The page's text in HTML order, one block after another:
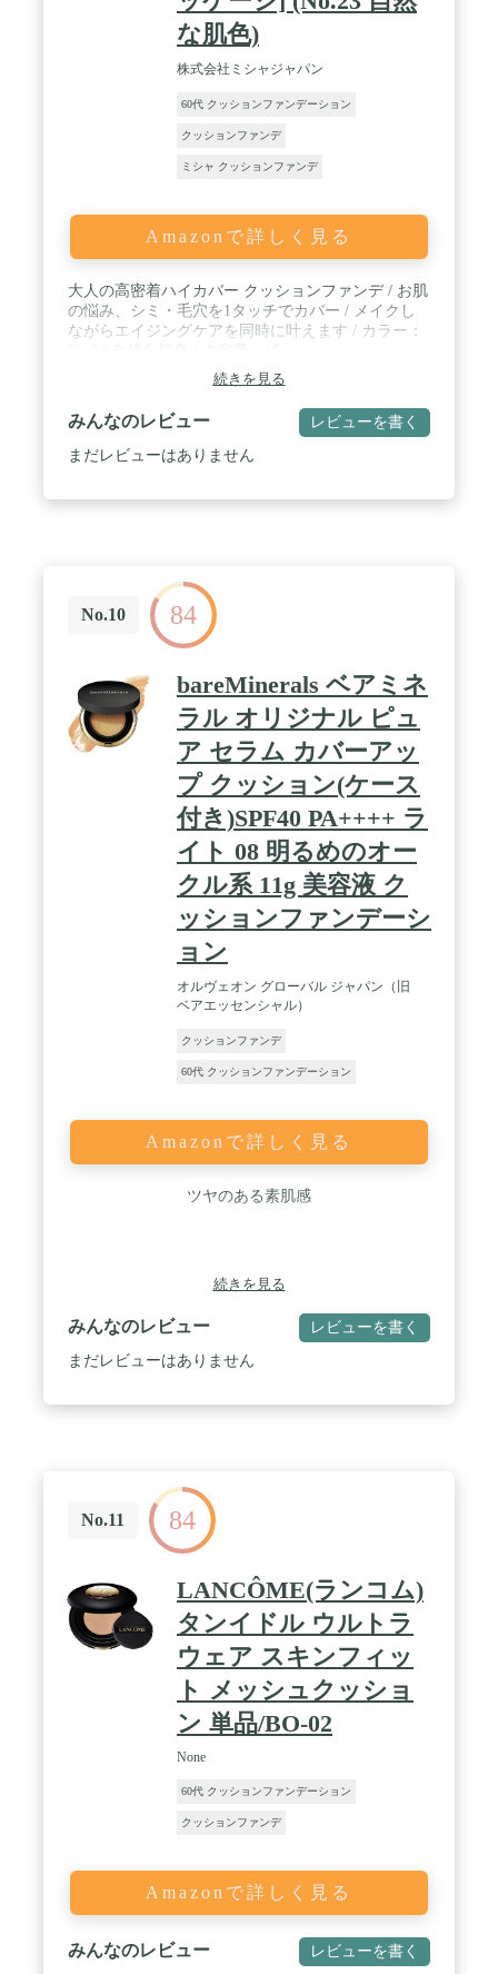
な肌色)
株式会社ミシャジャパン
60代 クッションファンデーション
クッションファンデ
ミシャ クッションファンデ
Amazonで詳しく見る
大人の高密着ハイカバー クッションファンデ / お肌
の悩み、シミ・毛穴を1タッチでカバー / メイクし
ながらエイジングケアを同時に叶えます / カラー：
続きを見る
みんなのレビュー レビューを書く
まだレビューはありません
No.10 84
bareMinerals ベアミネ
ラル オリジナル ピュ
ア セラム カバーアッ
プ クッション(ケース
付き)SPF40 PA++++ ラ
イト 08 明るめのオー
クル系 11g 美容液 ク
ッションファンデーシ
ョン
オルヴェオン グローバル ジャパン（旧
ベアエッセンシャル）
クッションファンデ
60代 クッションファンデーション
Amazonで詳しく見る
ツヤのある素肌感
続きを見る
みんなのレビュー レビューを書く
まだレビューはありません
No.11 84
LANCÔME(ランコム)
タンイドル ウルトラ
ウェア スキンフィッ
ト メッシュクッショ
ン 単品/BO-02
None
60代 クッションファンデーション
クッションファンデ
Amazonで詳しく見る
みんなのレビュー レビューを書く